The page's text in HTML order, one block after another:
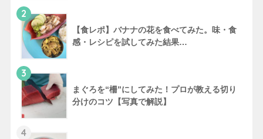
2
【食レポ】バナナの花を食べてみた。味・食
感・レシピを試してみた結果…
3
まぐろを“柵”にしてみた！プロが教える切り
分けのコツ【写真で解説】
4